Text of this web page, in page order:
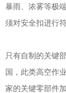
暴雨、浓雾等极
须对安全扣进行
只有自制的关键
国，此类高空作
家的关键零部件